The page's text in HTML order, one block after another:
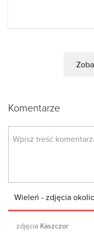
Komentarze
Wieleń - zdjęcia
zdjęcia Kaszczor